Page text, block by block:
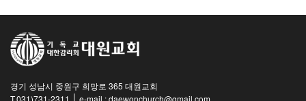
경기 성남시 중원구 희망로 365 대원교회
T.031)731-2311 | e-mail : daewonchurch@gmail.com